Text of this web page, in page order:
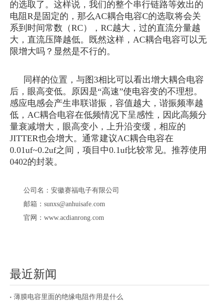
的选取了。这样说，我们的整个串行链路等效出的
电阻 R是固定的，那么AC耦合电容C的选取将会关
系到时间常数（RC），RC越大，过的直流分量越
大，直流压降越低。既然这样，AC耦合电容可以无
限增大吗？显然是不行的。
同样的位置，与图 3相比可以看出增大耦合电容
后，眼高变低。原因是“高速”使电容变的不理想。
感应电感会产生串联谐振，容值越大，谐振频率越
低，AC耦合电容在低频情况下呈感性，因此高频分
量衰减增大，眼高变小，上升沿变缓，相应的
JITTER也会增大。通常建议AC耦合电容在
0.01uf~0.2uf之间，项目中0.1uf比较常见。推荐使用
0402的封装。
公司名：安徽赛福电子有限公司
邮箱：sunxs@anhuisafe.com
官网：www.acdianrong.com
最近新闻
薄膜电容里面的绝缘电阻作用是什么